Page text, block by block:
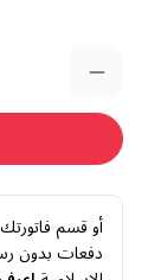
أو قسم
دفعات بدون